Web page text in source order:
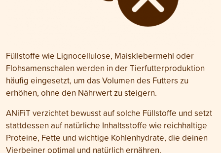
Füllstoffe wie Lignocellulose, Maisklebermehl oder
Flohsamenschalen werden in der Tierfutterproduktion
häufig eingesetzt, um das Volumen des Futters zu
erhöhen, ohne den Nährwert zu steigern.
ANiFiT verzichtet bewusst auf solche Füllstoffe und setzt
stattdessen auf natürliche Inhaltsstoffe wie reichhaltige
Proteine, Fette und wichtige Kohlenhydrate, die deinen
Vierbeiner optimal und natürlich ernähren.